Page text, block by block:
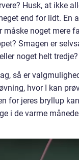
Husk, at ikke
end for lidt. En
måske noget mere
Smagen er
noget helt tredje?
så er
hvor I kan
for jeres bryllup
i de varme